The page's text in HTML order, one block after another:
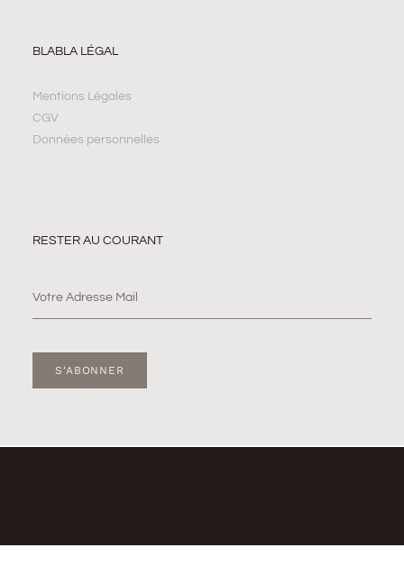
BLABLA LÉGAL
Mentions Légales
CGV
Données personnelles
RESTER AU COURANT
S'ABONNER